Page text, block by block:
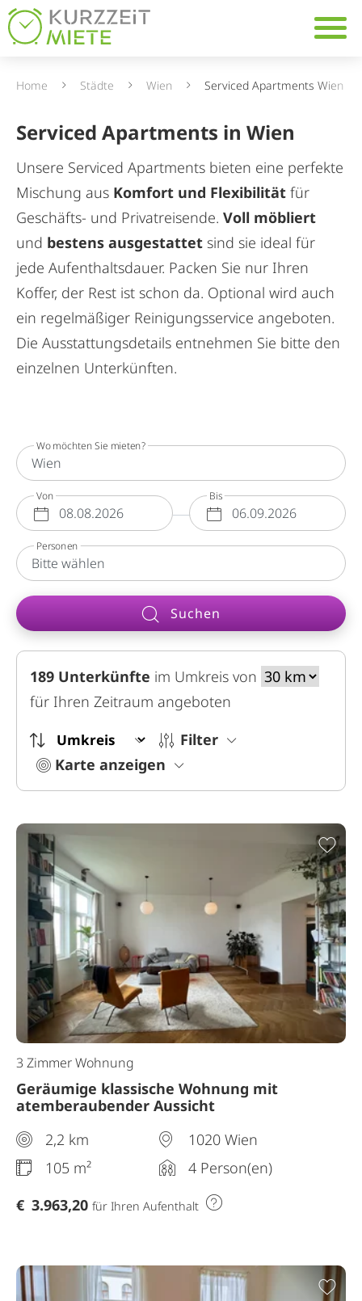
Table Of Content Ein Zuhause in zentraler
Home Städte Wien Serviced Apartments Wien
Serviced Apartments in Wien
Unsere Serviced Apartments bieten eine perfekte
Mischung aus Komfort und Flexibilität für
Geschäfts- und Privatreisende. Voll möbliert
und bestens ausgestattet sind sie ideal für
jede Aufenthaltsdauer. Packen Sie nur Ihren
Koffer, der Rest ist schon da. Optional wird auch
ein regelmäßiger Reinigungsservice angeboten.
Die Ausstattungsdetails entnehmen Sie bitte den
einzelnen Unterkünften.
Wo möchten Sie mieten?
Von Bis
Personen
Suchen
189 Unterkünfte im Umkreis von
für Ihren Zeitraum angeboten
Filter
Karte anzeigen
3 Zimmer Wohnung
Geräumige klassische Wohnung mit
atemberaubender Aussicht
2,2 km
1020 Wien
105 m²
4 Person(en)
€ 3.963,20 für Ihren Aufenthalt